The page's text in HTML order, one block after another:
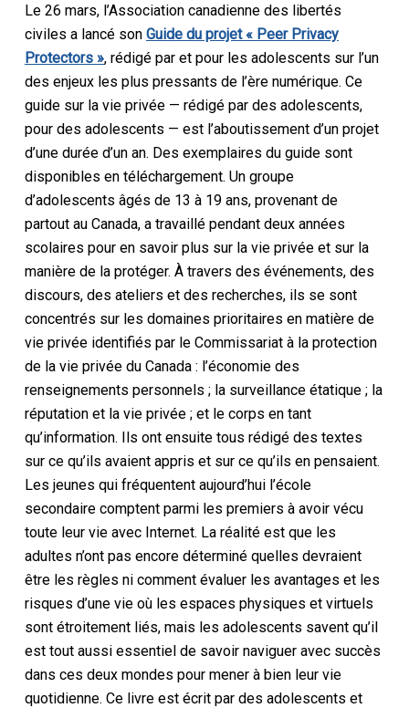
Le 26 mars, l’Association canadienne des libertés
civiles a lancé son Guide du projet « Peer Privacy
Protectors », rédigé par et pour les adolescents sur l’un
des enjeux les plus pressants de l’ère numérique. Ce
guide sur la vie privée — rédigé par des adolescents,
pour des adolescents — est l’aboutissement d’un projet
d’une durée d’un an. Des exemplaires du guide sont
disponibles en téléchargement. Un groupe
d’adolescents âgés de 13 à 19 ans, provenant de
partout au Canada, a travaillé pendant deux années
scolaires pour en savoir plus sur la vie privée et sur la
manière de la protéger. À travers des événements, des
discours, des ateliers et des recherches, ils se sont
concentrés sur les domaines prioritaires en matière de
vie privée identifiés par le Commissariat à la protection
de la vie privée du Canada : l’économie des
renseignements personnels ; la surveillance étatique ; la
réputation et la vie privée ; et le corps en tant
qu’information. Ils ont ensuite tous rédigé des textes
sur ce qu’ils avaient appris et sur ce qu’ils en pensaient.
Les jeunes qui fréquentent aujourd’hui l’école
secondaire comptent parmi les premiers à avoir vécu
toute leur vie avec Internet. La réalité est que les
adultes n’ont pas encore déterminé quelles devraient
être les règles ni comment évaluer les avantages et les
risques d’une vie où les espaces physiques et virtuels
sont étroitement liés, mais les adolescents savent qu’il
est tout aussi essentiel de savoir naviguer avec succès
dans ces deux mondes pour mener à bien leur vie
quotidienne. Ce livre est écrit par des adolescents et